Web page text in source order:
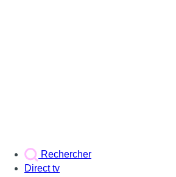
Rechercher
Direct tv